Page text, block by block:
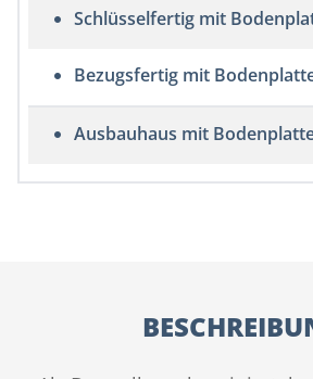
Schlüsselfertig mit
Bezugsfertig mit
Ausbauhaus mit